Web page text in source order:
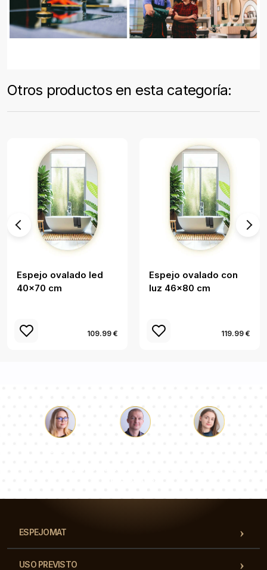
Otros productos en esta categoría:
Espejo ovalado led
40x70 cm
109.99 €
Espejo ovalado con
luz 46x80 cm
119.99 €
ESPEJOMAT
USO PREVISTO